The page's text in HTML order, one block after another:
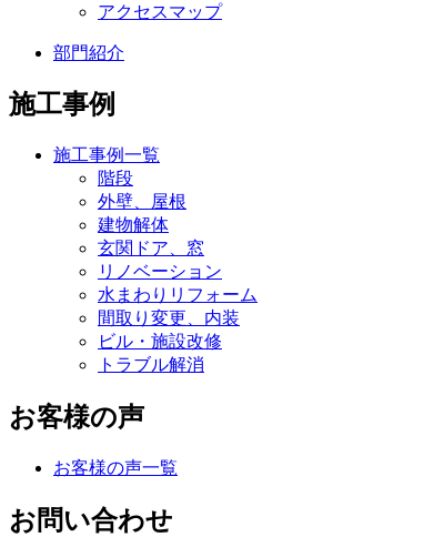
アクセスマップ
部門紹介
施工事例
施工事例一覧
階段
外壁、屋根
建物解体
玄関ドア、窓
リノベーション
水まわりリフォーム
間取り変更、内装
ビル・施設改修
トラブル解消
お客様の声
お客様の声一覧
お問い合わせ